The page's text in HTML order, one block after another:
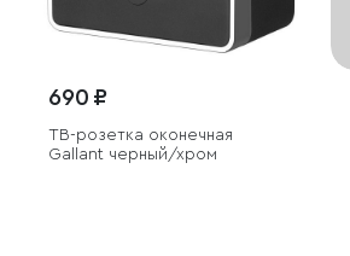
690 ₽
ТВ-розетка оконечная
Gallant черный/хром